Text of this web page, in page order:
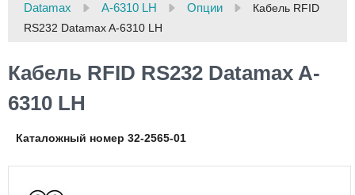
Datamax
A-6310 LH Опции
Кабель RFID
RS232 Datamax A-6310 LH
Кабель RFID RS232 Datamax A-
6310 LH
Каталожный номер 32-2565-01